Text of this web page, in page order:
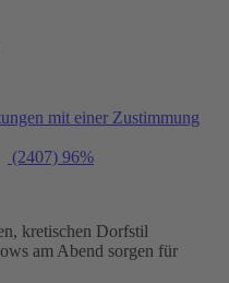
mit einer Zustimmung
(2407) 96%
kretischen Dorfstil
am Abend sorgen für